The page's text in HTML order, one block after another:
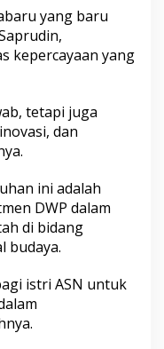
yang baru
kepercayaan yang
tetapi juga
dan
ini adalah
DWP dalam
di bidang
budaya.
istri ASN untuk